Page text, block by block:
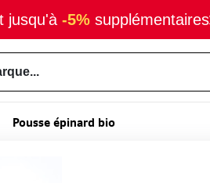
jusqu'à -5% supplémentaires
Pousse épinard bio